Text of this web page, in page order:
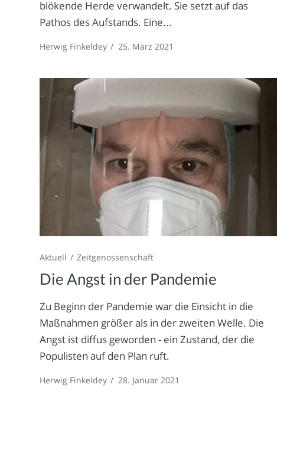
blökende Herde verwandelt. Sie setzt auf das
Pathos des Aufstands. Eine...
Herwig Finkeldey / 25. März 2021
Aktuell Zeitgenossenschaft
Die Angst in der Pandemie
Zu Beginn der Pandemie war die Einsicht in die
Maßnahmen größer als in der zweiten Welle. Die
Angst ist diffus geworden - ein Zustand, der die
Populisten auf den Plan ruft.
Herwig Finkeldey / 28. Januar 2021